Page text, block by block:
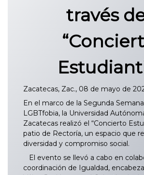
través
Zacatecas, Zac., 08 de mayo de
En el marco de la Segunda
LGBTfobia, la Universidad
Zacatecas realizó el “Concierto
patio de Rectoría, un espacio que
diversidad y compromiso social.
El evento se llevó a cabo en
coordinación de Igualdad,